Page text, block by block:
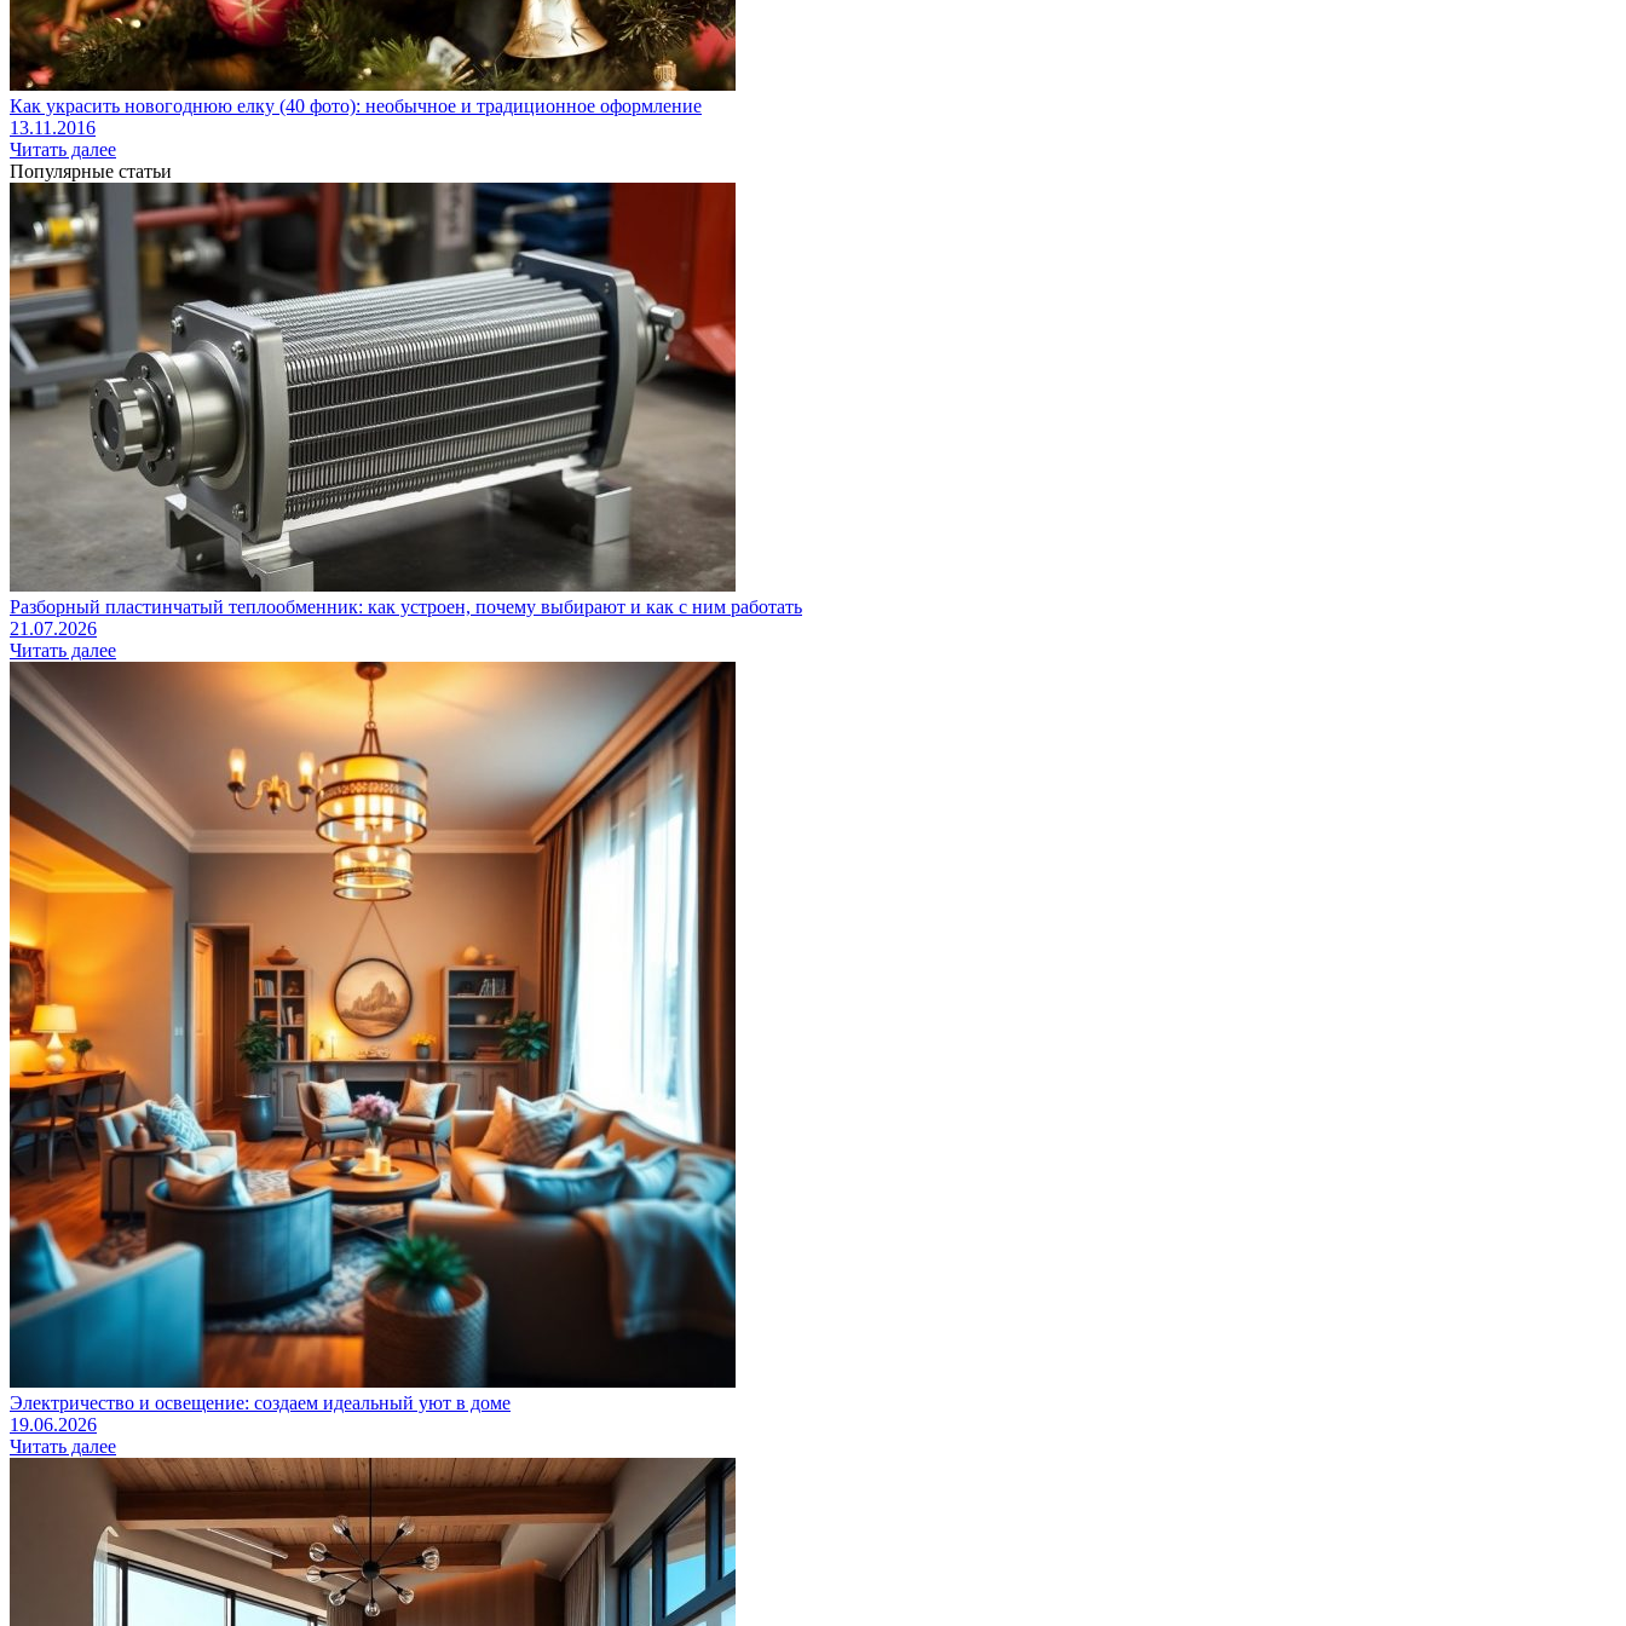
Как украсить новогоднюю елку (40 фото): необычное и традиционное оформление
13.11.2016
Читать далее
Популярные статьи
Разборный пластинчатый теплообменник: как устроен, почему выбирают и как с ним работать
21.07.2026
Читать далее
Электричество и освещение: создаем идеальный уют в доме
19.06.2026
Читать далее